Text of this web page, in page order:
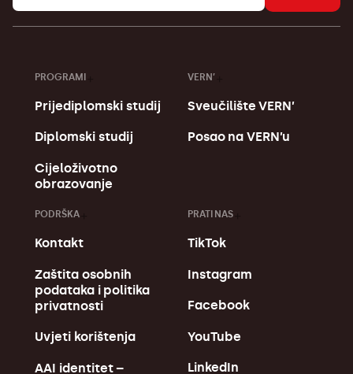
PROGRAMI
Prijediplomski studij
Diplomski studij
Cijeloživotno
obrazovanje
VERN’
Sveučilište VERN’
Posao na VERN’u
PODRŠKA
Kontakt
Zaštita osobnih
podataka i politika
privatnosti
Uvjeti korištenja
AAI identitet –
PRATI NAS
TikTok
Instagram
Facebook
YouTube
LinkedIn